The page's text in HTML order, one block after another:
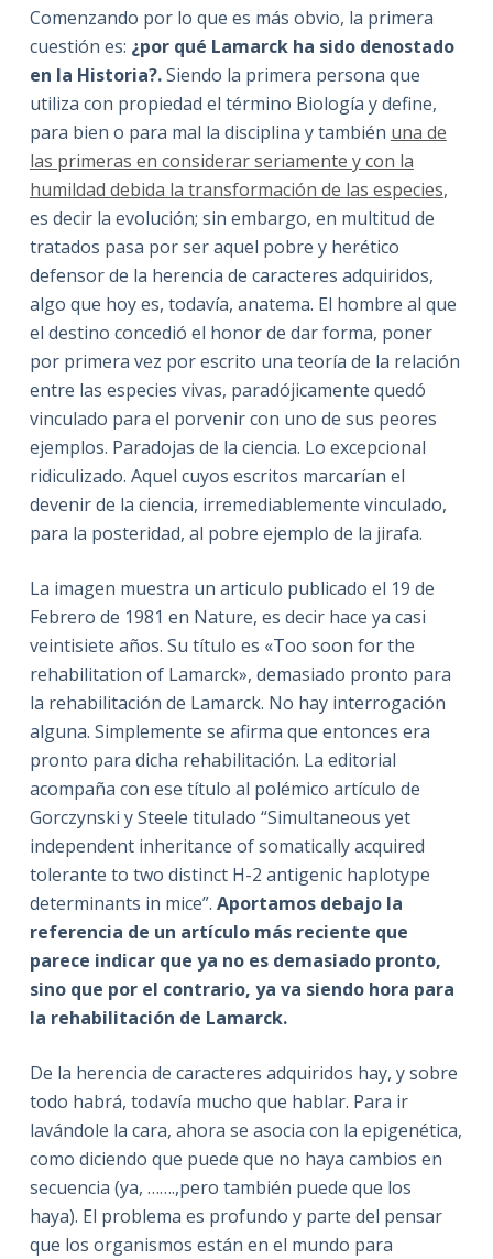
Comenzando por lo que es más obvio, la primera
cuestión es: ¿por qué Lamarck ha sido denostado
en la Historia?.Siendo la primera persona que
utiliza con propiedad el término Biología y define,
para bien o para mal la disciplina y también una de
las primeras en considerar seriamente y con la
humildad debida la transformación de las especies,
es decir la evolución; sin embargo, en multitud de
tratados pasa por ser aquel pobre y herético
defensor de la herencia de caracteres adquiridos,
algo que hoy es, todavía, anatema. El hombre al que
el destino concedió el honor de dar forma, poner
por primera vez por escrito una teoría de la relación
entre las especies vivas, paradójicamente quedó
vinculado para el porvenir con uno de sus peores
ejemplos. Paradojas de la ciencia. Lo excepcional
ridiculizado. Aquel cuyos escritos marcarían el
devenir de la ciencia, irremediablemente vinculado,
para la posteridad, al pobre ejemplo de la jirafa.
La imagen muestra un articulo publicado el 19 de
Febrero de 1981 en Nature, es decir hace ya casi
veintisiete años. Su título es «Too soon for the
rehabilitation of Lamarck», demasiado pronto para
la rehabilitación de Lamarck. No hay interrogación
alguna. Simplemente se afirma que entonces era
pronto para dicha rehabilitación. La editorial
acompaña con ese título al polémico artículo de
Gorczynski y Steele titulado “Simultaneous yet
independent inheritance of somatically acquired
tolerante to two distinct H-2 antigenic haplotype
determinants in mice”. Aportamos debajo la
referencia de un artículo más reciente que
parece indicar que ya no es demasiado pronto,
sino que por el contrario, ya va siendo hora para
la rehabilitación de Lamarck.
De la herencia de caracteres adquiridos hay, y sobre
todo habrá, todavía mucho que hablar. Para ir
lavándole la cara, ahora se asocia con la epigenética,
como diciendo que puede que no haya cambios en
secuencia (ya, …….,pero también puede que los
haya). El problema es profundo y parte del pensar
que los organismos están en el mundo para